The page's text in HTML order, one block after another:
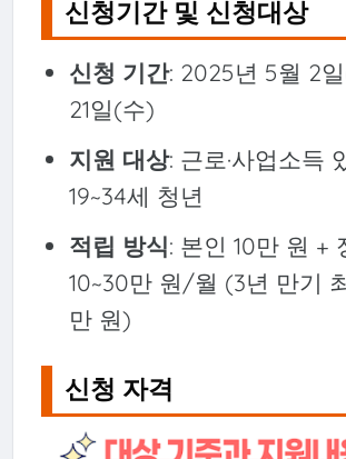
신청기간 및 신청대상
신청 기간: 2025년 5월 2
21일(수)
지원 대상: 근로·사업소득
19~34세 청년
적립 방식: 본인 10만 원 +
10~30만 원/월 (3년 만기
만 원)
신청 자격